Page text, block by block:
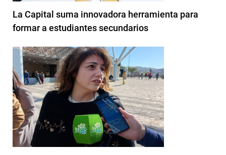
La Capital suma innovadora herramienta para
formar a estudiantes secundarios